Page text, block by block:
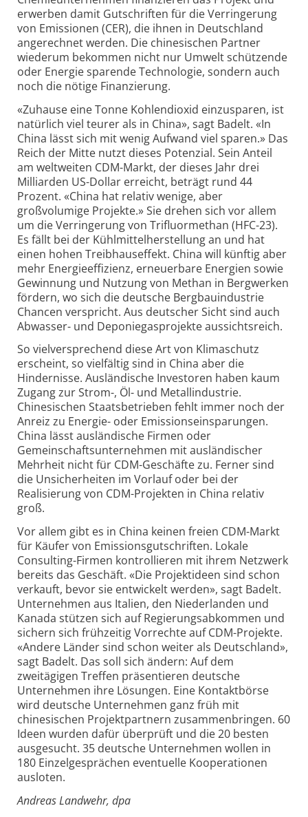
erwerben damit Gutschriften für die Verringerung
von Emissionen (CER), die ihnen in Deutschland
angerechnet werden. Die chinesischen Partner
wiederum bekommen nicht nur Umwelt schützende
oder Energie sparende Technologie, sondern auch
noch die nötige Finanzierung.
«Zuhause eine Tonne Kohlendioxid einzusparen, ist
natürlich viel teurer als in China», sagt Badelt. «In
China lässt sich mit wenig Aufwand viel sparen.» Das
Reich der Mitte nutzt dieses Potenzial. Sein Anteil
am weltweiten CDM-Markt, der dieses Jahr drei
Milliarden US-Dollar erreicht, beträgt rund 44
Prozent. «China hat relativ wenige, aber
großvolumige Projekte.» Sie drehen sich vor allem
um die Verringerung von Trifluormethan (HFC-23).
Es fällt bei der Kühlmittelherstellung an und hat
einen hohen Treibhauseffekt. China will künftig aber
mehr Energieeffizienz, erneuerbare Energien sowie
Gewinnung und Nutzung von Methan in Bergwerken
fördern, wo sich die deutsche Bergbauindustrie
Chancen verspricht. Aus deutscher Sicht sind auch
Abwasser- und Deponiegasprojekte aussichtsreich.
So vielversprechend diese Art von Klimaschutz
erscheint, so vielfältig sind in China aber die
Hindernisse. Ausländische Investoren haben kaum
Zugang zur Strom-, Öl- und Metallindustrie.
Chinesischen Staatsbetrieben fehlt immer noch der
Anreiz zu Energie- oder Emissionseinsparungen.
China lässt ausländische Firmen oder
Gemeinschaftsunternehmen mit ausländischer
Mehrheit nicht für CDM-Geschäfte zu. Ferner sind
die Unsicherheiten im Vorlauf oder bei der
Realisierung von CDM-Projekten in China relativ
groß.
Vor allem gibt es in China keinen freien CDM-Markt
für Käufer von Emissionsgutschriften. Lokale
Consulting-Firmen kontrollieren mit ihrem Netzwerk
bereits das Geschäft. «Die Projektideen sind schon
verkauft, bevor sie entwickelt werden», sagt Badelt.
Unternehmen aus Italien, den Niederlanden und
Kanada stützen sich auf Regierungsabkommen und
sichern sich frühzeitig Vorrechte auf CDM-Projekte.
«Andere Länder sind schon weiter als Deutschland»,
sagt Badelt. Das soll sich ändern: Auf dem
zweitägigen Treffen präsentieren deutsche
Unternehmen ihre Lösungen. Eine Kontaktbörse
wird deutsche Unternehmen ganz früh mit
chinesischen Projektpartnern zusammenbringen. 60
Ideen wurden dafür überprüft und die 20 besten
ausgesucht. 35 deutsche Unternehmen wollen in
180 Einzelgesprächen eventuelle Kooperationen
ausloten.
Andreas Landwehr, dpa